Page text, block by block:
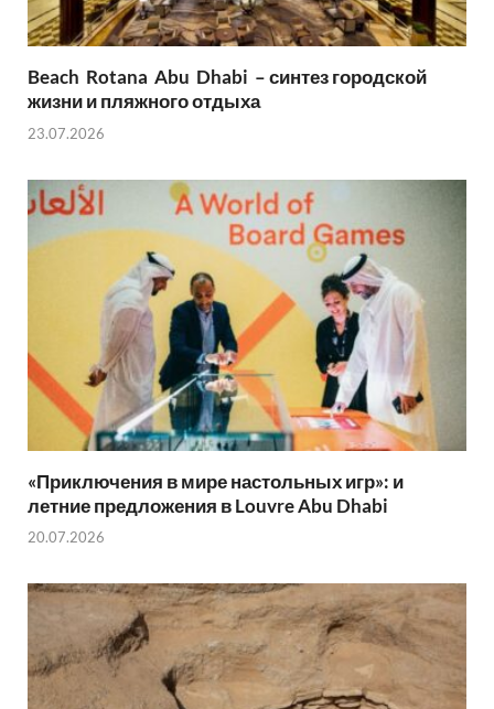
Beach Rotana Abu Dhabi – синтез городской
жизни и пляжного отдыха
23.07.2026
«Приключения в мире настольных игр»: и
летние предложения в Louvre Abu Dhabi
20.07.2026